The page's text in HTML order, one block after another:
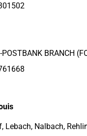
BRANCH
Lebach, Nalbach,